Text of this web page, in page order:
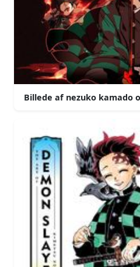
Billede af nezuko kamado